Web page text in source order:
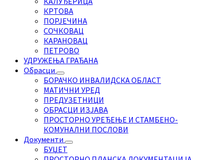
КРТОВА
ПОРЈЕЧИНА
СОЧКОВАЦ
КАРАНОВАЦ
ПЕТРОВО
УДРУЖЕЊА ГРАЂАНА
Обрасци
БОРАЧКО ИНВАЛИДСКА ОБЛАСТ
МАТИЧНИ УРЕД
ПРЕДУЗЕТНИЦИ
ОБРАСЦИ ИЗЈАВА
ПРОСТОРНО УРЕЂЕЊЕ И СТАМБЕНО-
КОМУНАЛНИ ПОСЛОВИ
Документи
БУЏЕТ